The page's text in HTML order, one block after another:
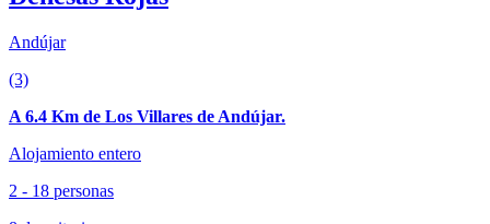
Andújar
(3)
A 6.4 Km de Los Villares de Andújar.
Alojamiento entero
2 - 18 personas